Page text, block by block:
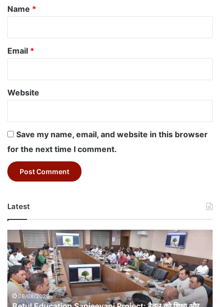
*
Name *
Email *
Website
Save my name, email, and website in this browser
for the next time I comment.
Latest
Betul
Education
Sanjeevani
Project:
बैतूल
को
शिक्षा08/08/2026